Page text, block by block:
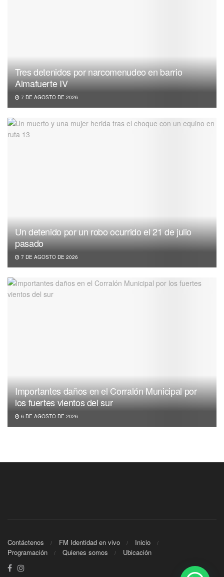
Tres detenidos por narcomenudeo en barrio
Almafuerte IV
7 DE AGOSTO DE 2026
Un detenido por un robo ocurrido el 21 de julio
pasado
7 DE AGOSTO DE 2026
Importantes daños en el Corralón Municipal por
los fuertes vientos del sur
6 DE AGOSTO DE 2026
Contáctenos FM Identidad en vivo
Inicio
Programación
Quienes somos Ubicación